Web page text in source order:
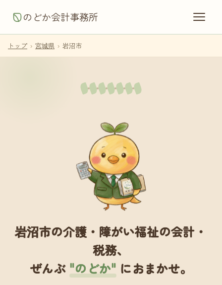
のどか会計事務所
トップ › 宮城県 › 岩沼市
岩沼市の介護・障がい福祉の会計・
税務、
ぜんぶ "のどか" におまかせ。